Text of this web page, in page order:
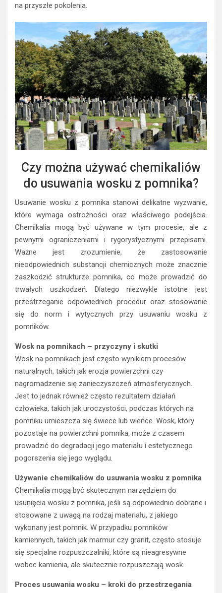
na przyszłe pokolenia.
Czy można używać chemikaliów
do usuwania wosku z pomnika?
Usuwanie wosku z pomnika stanowi delikatne wyzwanie,
które wymaga ostrożności oraz właściwego podejścia.
Chemikalia mogą być używane w tym procesie, ale z
pewnymi ograniczeniami i rygorystycznymi przepisami.
Ważne jest zrozumienie, że zastosowanie
nieodpowiednich substancji chemicznych może znacznie
zaszkodzić strukturze pomnika, co może prowadzić do
trwałych uszkodzeń. Dlatego niezwykle istotne jest
przestrzeganie odpowiednich procedur oraz stosowanie
się do norm i wytycznych przy usuwaniu wosku z
pomników.
Wosk na pomnikach – przyczyny i skutki
Wosk na pomnikach jest często wynikiem procesów
naturalnych, takich jak erozja powierzchni czy
nagromadzenie się zanieczyszczeń atmosferycznych.
Jest to jednak również często rezultatem działań
człowieka, takich jak uroczystości, podczas których na
pomniku umieszcza się świece lub wieńce. Wosk, który
pozostaje na powierzchni pomnika, może z czasem
prowadzić do degradacji jego materiału i estetycznego
pogorszenia się jego wyglądu.
Używanie chemikaliów do usuwania wosku z pomnika
Chemikalia mogą być skutecznym narzędziem do
usunięcia wosku z pomnika, jeśli są odpowiednio dobrane i
stosowane z uwagą na rodzaj materiału, z jakiego
wykonany jest pomnik. W przypadku pomników
kamiennych, takich jak marmur czy granit, często stosuje
się specjalne rozpuszczalniki, które są nieagresywne
wobec kamienia, ale skutecznie rozpuszczają wosk.
Proces usuwania wosku – kroki do przestrzegania